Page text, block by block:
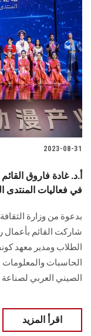
2023-08-31
أ.د. غادة فاروق
في فعاليات المنتدى
بدعوة من وزارة
شاركت القائم بأعمال
الطلاب ومدير معهد
الحاسبات
الصيني العربي
اقرأ المزيد